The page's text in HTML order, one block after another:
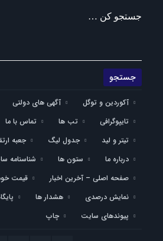
جستجو کن …
آکوردین و توگل آگهی های دولتی
تایپوگرافی
تب ها تماس با ما
تیتر و لید
جدول لیگ جعبه
درباره ما
ستون ها
شناسنامه
صفحه اصلی – آخرین اخبار
قیمت
نمایش درصدی
هشدار ها
پیوندهای سایت
چاپ